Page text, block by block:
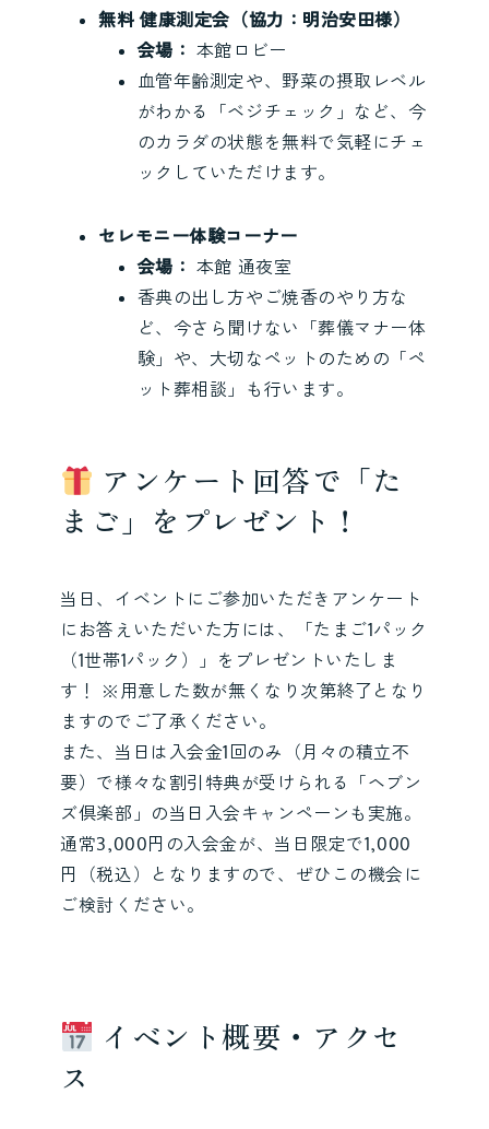
無料 健康測定会（協力：明治安田様）
会場： 本館ロビー
血管年齢測定や、野菜の摂取レベル
がわかる「ベジチェック」など、今
のカラダの状態を無料で気軽にチェ
ックしていただけます。
セレモニー体験コーナー
会場： 本館 通夜室
香典の出し方やご焼香のやり方な
ど、今さら聞けない「葬儀マナー体
験」や、大切なペットのための「ペ
ット葬相談」も行います。
アンケート回答で「た
まご」をプレゼント！
当日、イベントにご参加いただきアンケート
にお答えいただいた方には、「たまご1パック
（1世帯1パック）」をプレゼントいたしま
す！ ※用意した数が無くなり次第終了となり
ますのでご了承ください。
また、当日は入会金1回のみ（月々の積立不
要）で様々な割引特典が受けられる「ヘブン
ズ倶楽部」の当日入会キャンペーンも実施。
通常3,000円の入会金が、当日限定で1,000
円（税込）となりますので、ぜひこの機会に
ご検討ください。
イベント概要・アクセ
ス